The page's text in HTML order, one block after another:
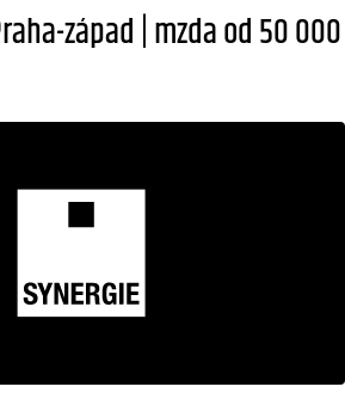
západ | mzda od 50 000